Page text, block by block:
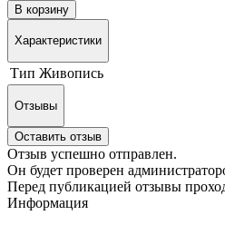
В корзину
Характеристики
Тип Живопись
Отзывы
Оставить отзыв
Отзыв успешно отправлен.
Он будет проверен
Перед публикацией отзывы
Информация